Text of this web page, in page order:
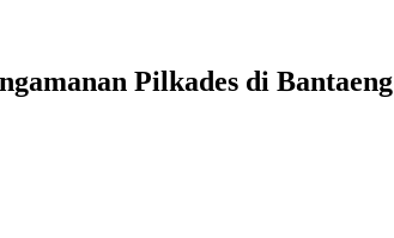
Pilkades di Bantaeng